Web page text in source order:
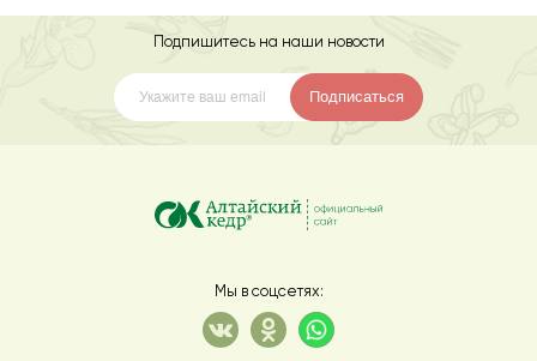
Подпишитесь на наши новости
Подписаться
Мы в соцсетях: